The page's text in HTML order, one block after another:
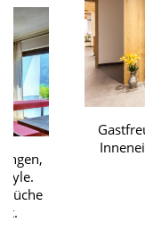
Küche